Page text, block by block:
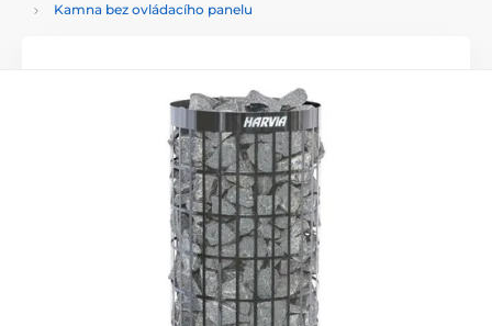
Kamna bez ovládacího panelu